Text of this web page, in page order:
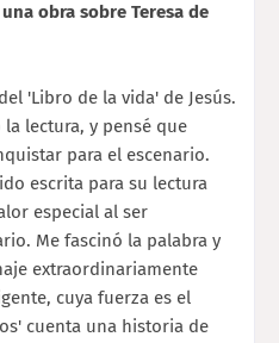
obra sobre Teresa de
'Libro de la vida' de Jesús.
lectura, y pensé que
para el escenario.
escrita para su lectura
especial al ser
Me fascinó la palabra y
extraordinariamente
cuya fuerza es el
cuenta una historia de